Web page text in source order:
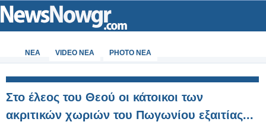
ΝΕΑ VIDEO NEA PHOTO NEA
Στο έλεος του Θεού οι κάτοικοι των
ακριτικών χωριών του Πωγωνίου εξαιτίας...